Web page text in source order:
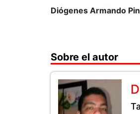
Diógenes Armando
Sobre el autor